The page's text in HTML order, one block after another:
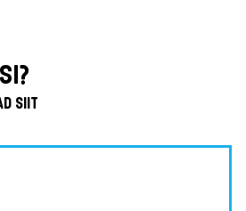
SIIT